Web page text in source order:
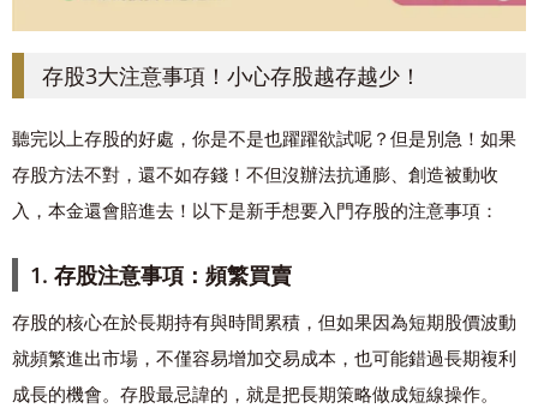
存股3大注意事項！小心存股越存越少！
聽完以上存股的好處，你是不是也躍躍欲試呢？但是別急！如果
存股方法不對，還不如存錢！不但沒辦法抗通膨、創造被動收
入，本金還會賠進去！以下是新手想要入門存股的注意事項：
1. 存股注意事項：頻繁買賣
存股的核心在於長期持有與時間累積，但如果因為短期股價波動
就頻繁進出市場，不僅容易增加交易成本，也可能錯過長期複利
成長的機會。存股最忌諱的，就是把長期策略做成短線操作。